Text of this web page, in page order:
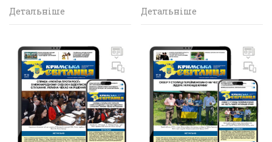
Детальніше Детальніше